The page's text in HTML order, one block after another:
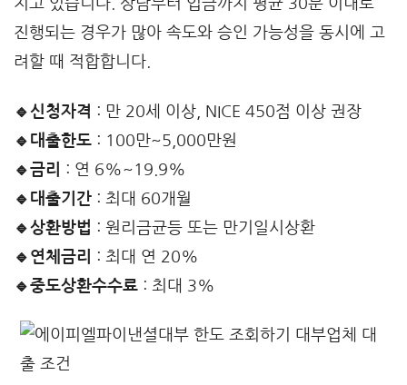
지고 있습니다. 상담부터 입금까지 평균 30분 이내로
진행되는 경우가 많아 속도와 승인 가능성을 동시에 고
려할 때 적합합니다.
🔹신청자격 : 만 20세 이상, NICE 450점 이상 권장
🔹대출한도 : 100만~5,000만원
🔹금리
: 연 6%~19.9%
🔹대출기간 : 최대 60개월
🔹상환방법 : 원리금균등 또는 만기일시상환
🔹연체금리
: 최대 연 20%
🔹중도상환수수료 : 최대 3%